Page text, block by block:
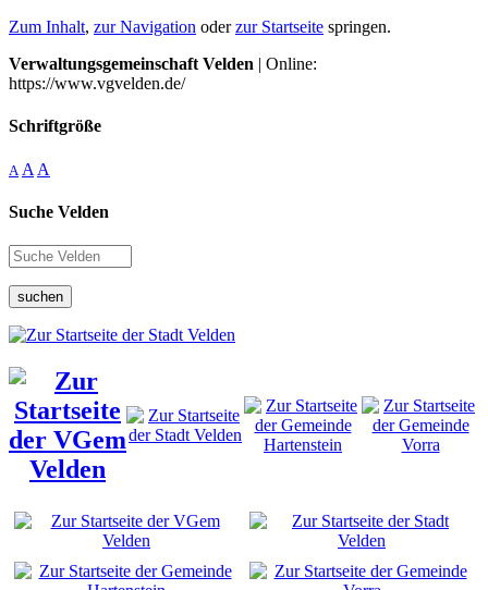
Zum Inhalt, zur Navigation oderzur Startseite springen.
Verwaltungsgemeinschaft Velden | Online:
https://www.vgvelden.de/
Schriftgröße
A A A
Suche Velden
suchen